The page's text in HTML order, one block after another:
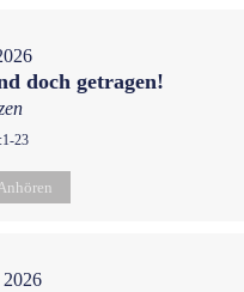
doch getragen!
23